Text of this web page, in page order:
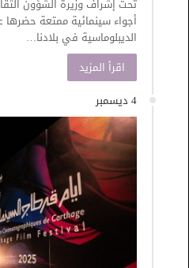
تحت إشراف وزيرة الشؤون
أجواء سينمائية ممتعة حضرها
الديبلوماسية في بلادنا…
اقرأ المزيد
4 ديسمبر